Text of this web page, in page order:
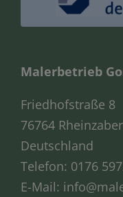
Malerbetrieb
Friedhofstraße 8
76764
Deutschland
Telefon: 0176
E-Mail: